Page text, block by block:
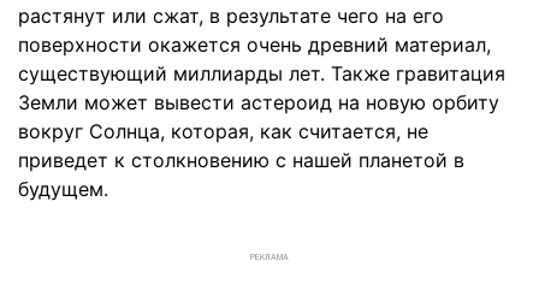
растянут или сжат, в результате чего на его
поверхности окажется очень древний материал,
существующий миллиарды лет. Также гравитация
Земли может вывести астероид на новую орбиту
вокруг Солнца, которая, как считается, не
приведет к столкновению с нашей планетой в
будущем.
РЕКЛАМА